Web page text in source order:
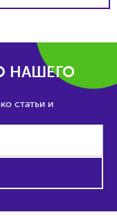
НАШЕГО
статьи и